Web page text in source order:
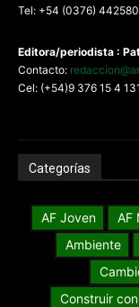
Tel: +54 (0376)
Editora/periodista :
Contacto:
Cel: (+54)9 376 15 4
Categorías
AF Joven AF
Ambiente
Construir